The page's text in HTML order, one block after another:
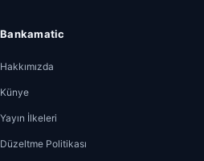
Bankamatic
Hakkımızda
Künye
Yayın İlkeleri
Düzeltme Politikası